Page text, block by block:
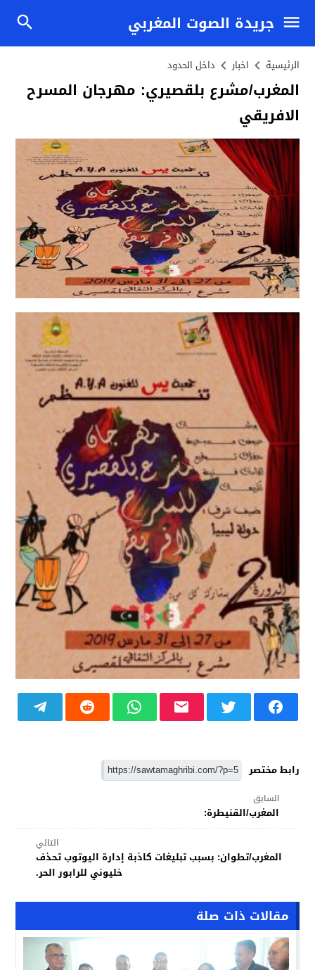
جريدة الصوت المغربي
الرئيسية اخبار داخل الحدود
المغرب/مشرع بلقصيري: مهرجان المسرح
الافريقي
رابط مختصر
السابق
المغرب/القنيطرة:
التالي
المغرب/تطوان: بسبب تبليغات كاذبة إدارة اليوتوب تحذف
خليوني للرابور الحر.
مقالات ذات صلة